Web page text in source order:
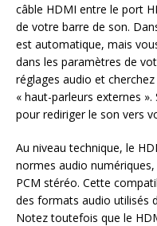
câble HDMI entre le port
de votre barre de son.
est automatique, mais
dans les paramètres de
réglages audio et cherchez
« haut-parleurs externes
pour rediriger le son vers
Au niveau technique, le
normes audio
PCM stéréo. Cette
des formats audio utilisés
Notez toutefois que le